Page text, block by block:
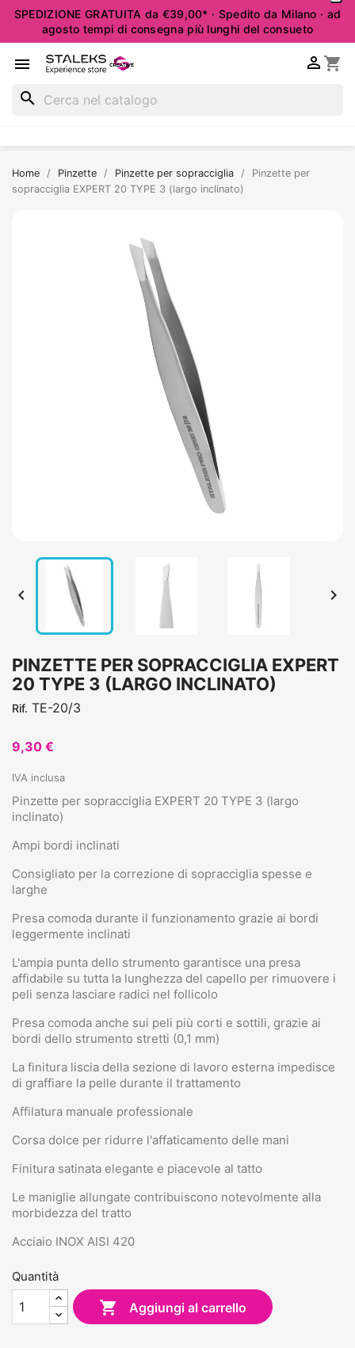
SPEDIZIONE GRATUITA da €39,00* · Spedito da Milano · ad
agosto tempi di consegna più lunghi del consueto
 shopping_cart

search
Home Pinzette Pinzette per sopracciglia
Pinzette per
sopracciglia EXPERT 20 TYPE 3 (largo inclinato)
 
PINZETTE PER SOPRACCIGLIA EXPERT
20 TYPE 3 (LARGO INCLINATO)
Rif. TE-20/3
9,30 €
IVA inclusa
Pinzette per sopracciglia EXPERT 20 TYPE 3 (largo
inclinato)
Ampi bordi inclinati
Consigliato per la correzione di sopracciglia spesse e
larghe
Presa comoda durante il funzionamento grazie ai bordi
leggermente inclinati
L'ampia punta dello strumento garantisce una presa
affidabile su tutta la lunghezza del capello per rimuovere i
peli senza lasciare radici nel follicolo
Presa comoda anche sui peli più corti e sottili, grazie ai
bordi dello strumento stretti (0,1 mm)
La finitura liscia della sezione di lavoro esterna impedisce
di graffiare la pelle durante il trattamento
Affilatura manuale professionale
Corsa dolce per ridurre l'affaticamento delle mani
Finitura satinata elegante e piacevole al tatto
Le maniglie allungate contribuiscono notevolmente alla
morbidezza del tratto
Acciaio INOX AISI 420
Quantità
 Aggiungi al carrello